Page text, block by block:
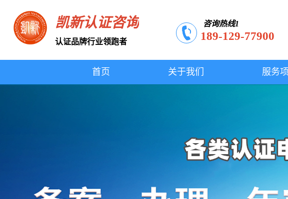
凯新认证咨询
认证品牌行业领跑者
咨询热线1
189-129-77900
首页 关于我们 服务